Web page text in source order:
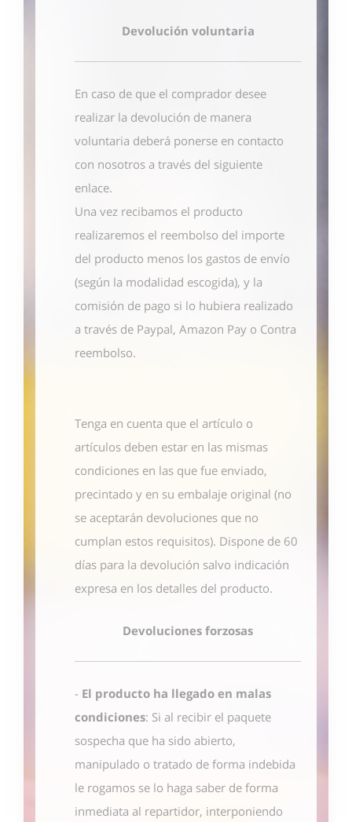
Devolución voluntaria
En caso de que el comprador desee
realizar la devolución de manera
voluntaria deberá ponerse en contacto
con nosotros a través del siguiente
enlace.
Una vez recibamos el producto
realizaremos el reembolso del importe
del producto menos los gastos de envío
(según la modalidad escogida), y la
comisión de pago si lo hubiera realizado
a través de Paypal, Amazon Pay o Contra
reembolso.
Tenga en cuenta que el artículo o
artículos deben estar en las mismas
condiciones en las que fue enviado,
precintado y en su embalaje original (no
se aceptarán devoluciones que no
cumplan estos requisitos). Dispone de 60
días para la devolución salvo indicación
expresa en los detalles del producto.
Devoluciones forzosas
- El producto ha llegado en malas
condiciones: Si al recibir el paquete
sospecha que ha sido abierto,
manipulado o tratado de forma indebida
le rogamos se lo haga saber de forma
inmediata al repartidor, interponiendo